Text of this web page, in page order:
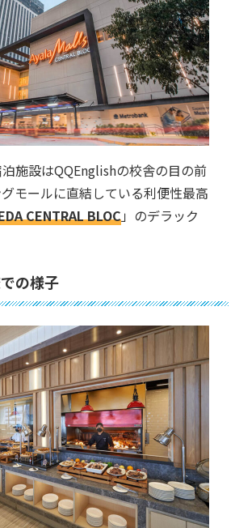
施設はQQEnglishの校舎の目の前
モールに直結している利便性最高
CENTRAL BLOC」のデラック
の様子